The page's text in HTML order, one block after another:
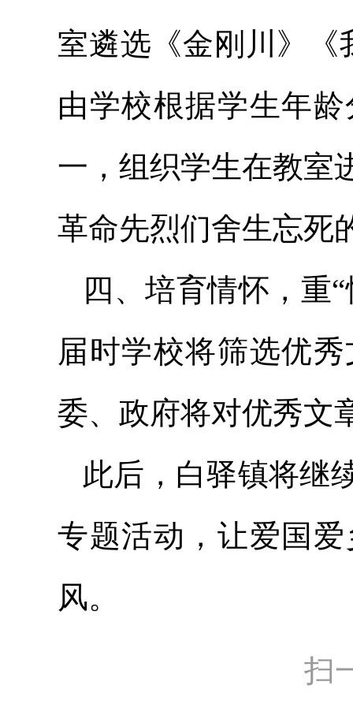
室遴选《金刚川》《
由学校根据学生年
一，组织学生在教室
革命先烈们舍生忘死
四、培育情怀，重
届时学校将筛选优
委、政府将对优秀文
此后，白驿镇将继
专题活动，让爱国
风。
扫